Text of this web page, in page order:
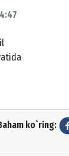
ko`ring: